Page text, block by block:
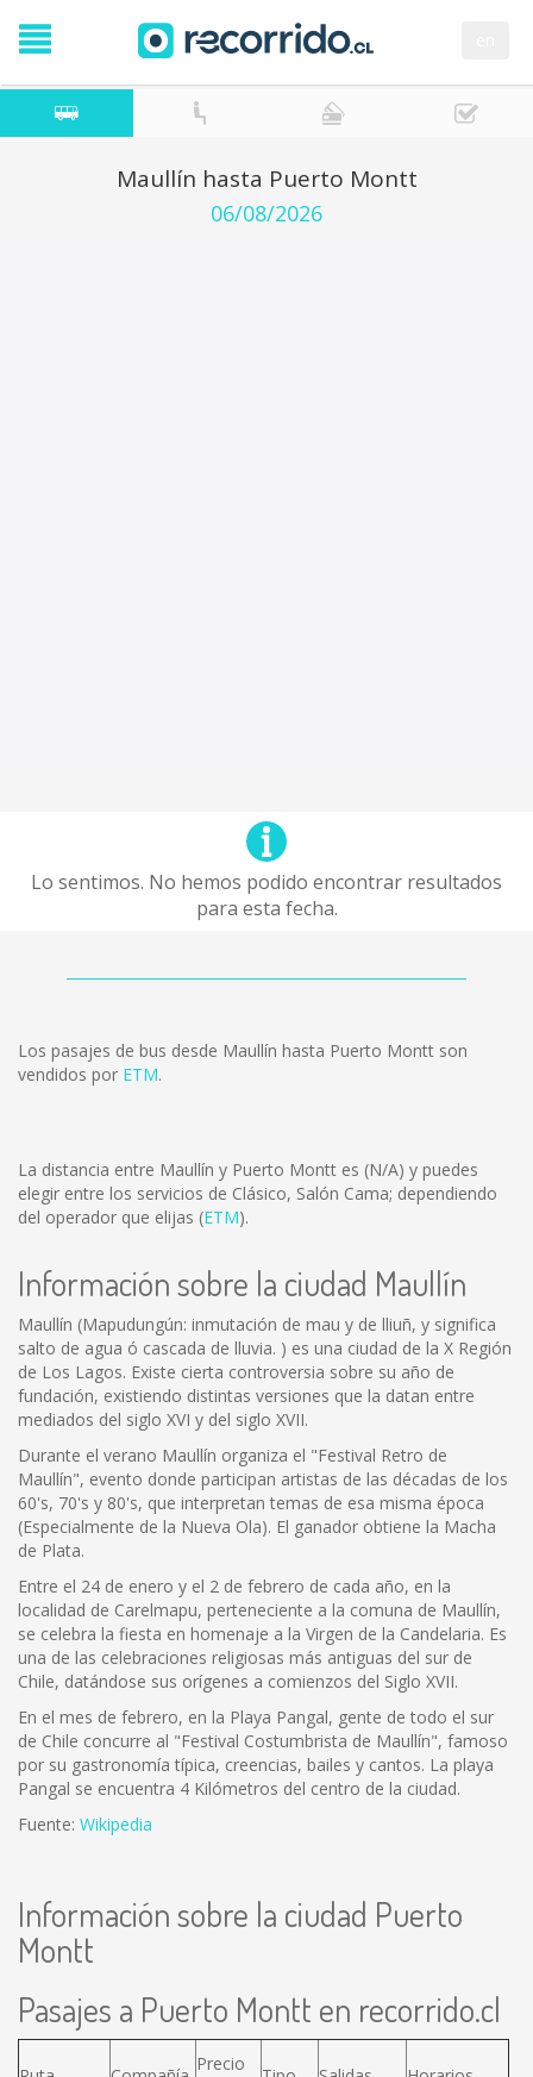
Maullín hasta Puerto Montt
06/08/2026
Lo sentimos. No hemos podido encontrar resultados
para esta fecha.
Los pasajes de bus desde Maullín hasta Puerto Montt son
vendidos por ETM.
La distancia entre Maullín y Puerto Montt es (N/A) y puedes
elegir entre los servicios de Clásico, Salón Cama; dependiendo
del operador que elijas (ETM).
Información sobre la ciudad Maullín
Maullín (Mapudungún: inmutación de mau y de lliuñ, y significa
salto de agua ó cascada de lluvia. ) es una ciudad de la X Región
de Los Lagos. Existe cierta controversia sobre su año de
fundación, existiendo distintas versiones que la datan entre
mediados del siglo XVI y del siglo XVII.
Durante el verano Maullín organiza el "Festival Retro de
Maullín", evento donde participan artistas de las décadas de los
60's, 70's y 80's, que interpretan temas de esa misma época
(Especialmente de la Nueva Ola). El ganador obtiene la Macha
de Plata.
Entre el 24 de enero y el 2 de febrero de cada año, en la
localidad de Carelmapu, perteneciente a la comuna de Maullín,
se celebra la fiesta en homenaje a la Virgen de la Candelaria. Es
una de las celebraciones religiosas más antiguas del sur de
Chile, datándose sus orígenes a comienzos del Siglo XVII.
En el mes de febrero, en la Playa Pangal, gente de todo el sur
de Chile concurre al "Festival Costumbrista de Maullín", famoso
por su gastronomía típica, creencias, bailes y cantos. La playa
Pangal se encuentra 4 Kilómetros del centro de la ciudad.
Fuente: Wikipedia
Información sobre la ciudad Puerto
Montt
Pasajes a Puerto Montt en recorrido.cl
Precio